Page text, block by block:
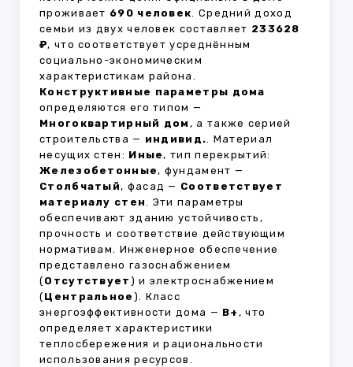
проживает 690 человек. Средний доход
семьи из двух человек составляет 233628
₽, что соответствует усреднённым
социально-экономическим
характеристикам района.
Конструктивные параметры дома
определяются его типом —
Многоквартирный дом , а также серией
строительства — индивид.. Материал
несущих стен: Иные, тип перекрытий:
Железобетонные, фундамент —
Столбчатый, фасад — Соответствует
материалу стен. Эти параметры
обеспечивают зданию устойчивость,
прочность и соответствие действующим
нормативам. Инженерное обеспечение
представлено газоснабжением
(Отсутствует ) и электроснабжением
(Центральное ). Класс
энергоэффективности дома — B+ , что
определяет характеристики
теплосбережения и рациональности
использования ресурсов.